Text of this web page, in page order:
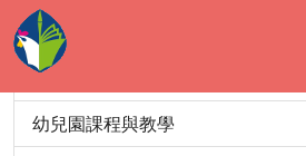
幼教園地
公立、非營利幼兒園及職場中心招生
幼兒園課程與教學